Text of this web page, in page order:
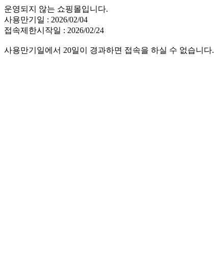
운영되지 않는 쇼핑몰입니다.
사용만기일 : 2026/02/04
접속제한시작일 : 2026/02/24
사용만기일에서 20일이 경과하면 접속을 하실 수 없습니다.